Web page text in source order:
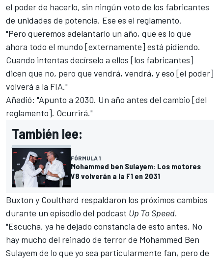
el poder de hacerlo, sin ningún voto de los fabricantes
de unidades de potencia. Ese es el reglamento.
"Pero queremos adelantarlo un año, que es lo que
ahora todo el mundo [externamente] está pidiendo.
Cuando intentas decírselo a ellos [los fabricantes]
dicen que no, pero que vendrá, vendrá, y eso [el poder]
volverá a la FIA."
Añadió: "Apunto a 2030. Un año antes del cambio [del
reglamento]. Ocurrirá."
También lee:
FÓRMULA 1
Mohammed ben Sulayem: Los motores
V8 volverán a la F1 en 2031
Buxton y Coulthard respaldaron los próximos cambios
durante un episodio del podcast Up To Speed.
"Escucha, ya he dejado constancia de esto antes. No
hay mucho del reinado de terror de Mohammed Ben
Sulayem de lo que yo sea particularmente fan, pero de